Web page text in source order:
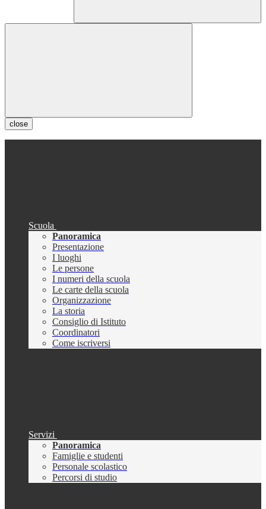
close
Scuola
Panoramica
Presentazione
I luoghi
Le persone
I numeri della scuola
Le carte della scuola
Organizzazione
La storia
Consiglio di Istituto
Coordinatori
Come iscriversi
Servizi
Panoramica
Famiglie e studenti
Personale scolastico
Percorsi di studio